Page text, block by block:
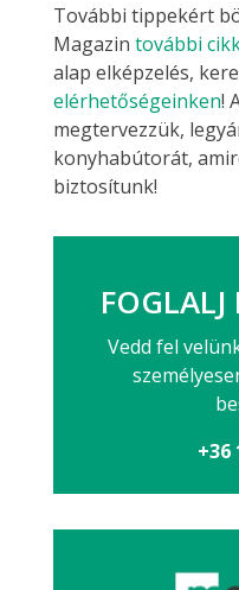
További tippekért
Magazin további
alap elképzelés,
elérhetőségeinken!
megtervezzük,
konyhabútorát,
biztosítunk!
Vedd fel
+36